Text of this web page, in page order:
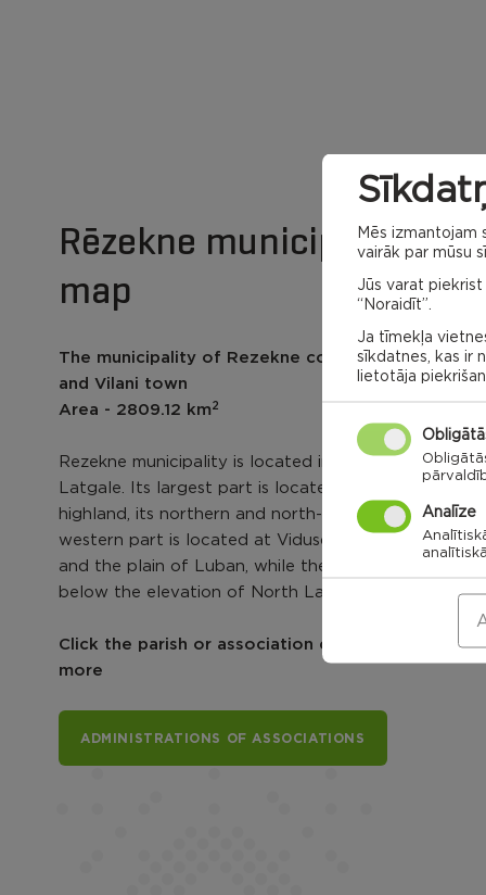
Rēzekne municipality
map
The municipality of Rezekne contains 28 parish
and Vilani town
Area - 2809.12 km2
Rezekne municipality is located in the middle of
Latgale. Its largest part is located at Latgale
highland, its northern and north-west slopes. The
western part is located at Vidusdaugava lowland
and the plain of Luban, while the north is slightly
below the elevation of North Latgale.
Click the parish or association card to explore
more
ADMINISTRATIONS OF ASSOCIATIONS
Mēs izmantojam
vairāk par mūsu
Jūs varat piekrist
“Noraidīt”.
Ja tīmekļa
sīkdatnes, kas ir
lietotāja
Analīze